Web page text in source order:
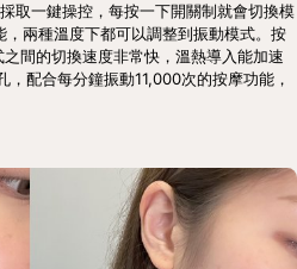
取一鍵操控，每按一下開關制就會切換模
兩種溫度下都可以調整到振動模式。按
間的切換速度非常快，溫熱導入能加速
配合每分鐘振動11,000次的按摩功能，